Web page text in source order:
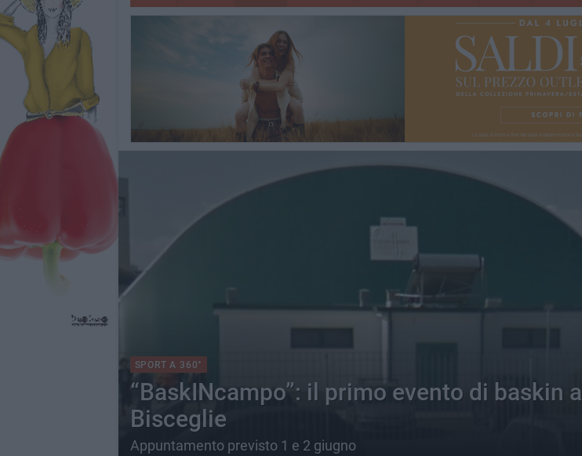
SPORT A 360°
“BaskINcampo”: il primo evento di baskin a
Bisceglie
Appuntamento previsto 1 e 2 giugno